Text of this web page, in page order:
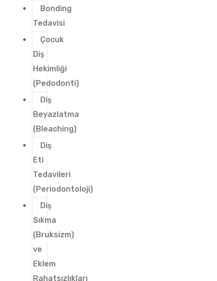
Bonding
Tedavisi
Çocuk
Diş
Hekimliği
(Pedodonti)
Diş
Beyazlatma
(Bleaching)
Diş
Eti
Tedavileri
(Periodontoloji)
Diş
Sıkma
(Bruksizm)
ve
Eklem
Rahatsızlıkları